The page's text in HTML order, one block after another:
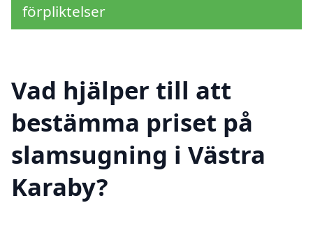
förpliktelser
Vad hjälper till att
bestämma priset på
slamsugning i Västra
Karaby?